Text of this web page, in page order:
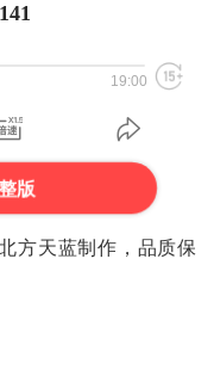
19:00
版
方天蓝制作，品质保